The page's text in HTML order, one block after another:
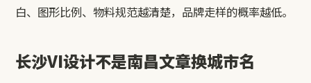
白、图形比例、物料规范越清楚，品牌走样的概率越低。
长沙VI设计不是南昌文章换城市名